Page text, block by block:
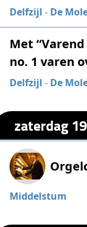
Delfzijl - De
Met
no. 1 varen
Delfzijl - De
zaterdag
Middelstum